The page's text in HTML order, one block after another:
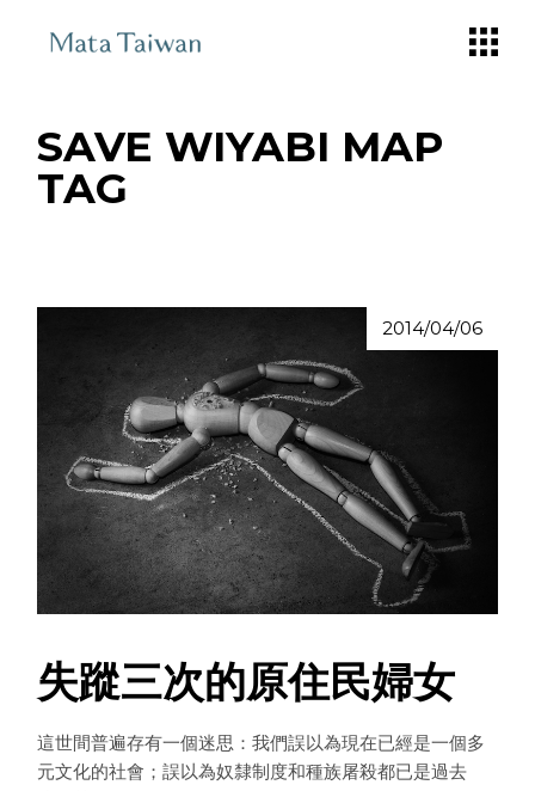
SAVE WIYABI MAP
TAG
2014/04/06
失蹤三次的原住民婦女
這世間普遍存有一個迷思：我們誤以為現在已經是一個多
元文化的社會；誤以為奴隸制度和種族屠殺都已是過去